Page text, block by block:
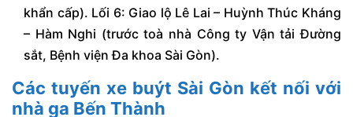
khẩn cấp). Lối 6: Giao lộ Lê Lai – Huỳnh Thúc Kháng
– Hàm Nghi (trước toà nhà Công ty Vận tải Đường
sắt, Bệnh viện Đa khoa Sài Gòn).
Các tuyến xe buýt Sài Gòn kết nối với
nhà ga Bến Thành